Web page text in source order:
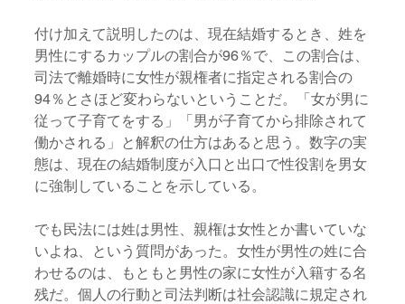
付け加えて説明したのは、現在結婚するとき、姓を
男性にするカップルの割合が96％で、この割合は、
司法で離婚時に女性が親権者に指定される割合の
94％とさほど変わらないということだ。「女が男に
従って子育てをする」「男が子育てから排除されて
働かされる」と解釈の仕方はあると思う。数字の実
態は、現在の結婚制度が入口と出口で性役割を男女
に強制していることを示している。
でも民法には姓は男性、親権は女性とか書いていな
いよね、という質問があった。女性が男性の姓に合
わせるのは、もともと男性の家に女性が入籍する名
残だ。個人の行動と司法判断は社会認識に規定され